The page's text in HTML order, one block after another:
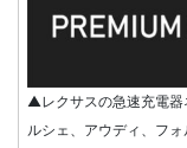
▲レクサスの急速充電
ルシェ、アウディ、フ